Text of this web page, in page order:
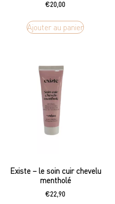
€20,00
Ajouter au panier
Existe – le soin cuir chevelu
mentholé
€22,90